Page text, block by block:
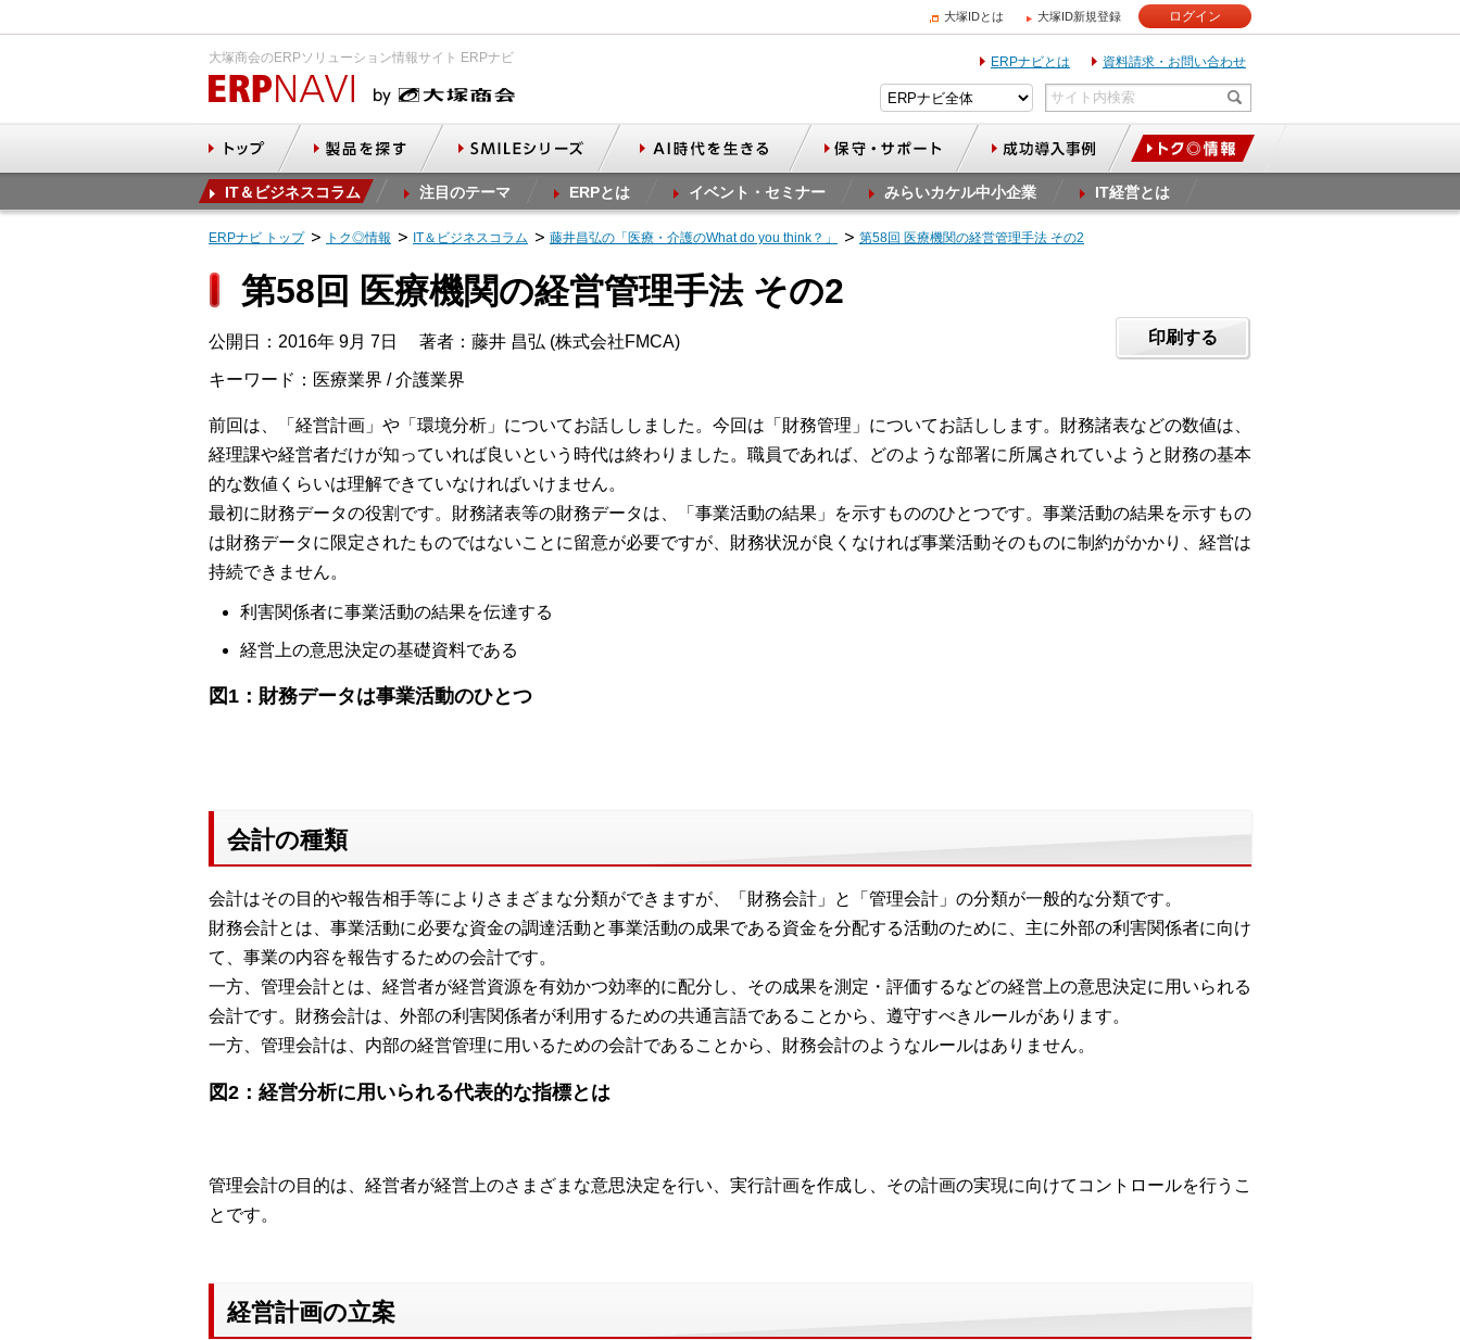
大塚IDとは 大塚ID新規登録 ログイン
大塚商会のERPソリューション情報サイト ERPナビ ERPナビとは 資料請求・お問い合わせ
IT＆ビジネスコラム 注目のテーマ ERPとは イベント・セミナー みらいカケル中小企業 IT経営とは
ERPナビ トップ トク◎情報 IT＆ビジネスコラム 藤井昌弘の「医療・介護のWhat do you think？」 第58回 医療機関の経営管理手法 その2
第58回 医療機関の経営管理手法 その2
公開日：2016年 9月 7日 著者：藤井 昌弘 (株式会社FMCA)
キーワード：医療業界 / 介護業界
印刷する
前回は、「経営計画」や「環境分析」についてお話ししました。今回は「財務管理」についてお話しします。財務諸表などの数値は、
経理課や経営者だけが知っていれば良いという時代は終わりました。職員であれば、どのような部署に所属されていようと財務の基本
的な数値くらいは理解できていなければいけません。
最初に財務データの役割です。財務諸表等の財務データは、「事業活動の結果」を示すもののひとつです。事業活動の結果を示すもの
は財務データに限定されたものではないことに留意が必要ですが、財務状況が良くなければ事業活動そのものに制約がかかり、経営は
持続できません。
利害関係者に事業活動の結果を伝達する
経営上の意思決定の基礎資料である
図1：財務データは事業活動のひとつ
会計の種類
会計はその目的や報告相手等によりさまざまな分類ができますが、「財務会計」と「管理会計」の分類が一般的な分類です。
財務会計とは、事業活動に必要な資金の調達活動と事業活動の成果である資金を分配する活動のために、主に外部の利害関係者に向け
て、事業の内容を報告するための会計です。
一方、管理会計とは、経営者が経営資源を有効かつ効率的に配分し、その成果を測定・評価するなどの経営上の意思決定に用いられる
会計です。財務会計は、外部の利害関係者が利用するための共通言語であることから、遵守すべきルールがあります。
一方、管理会計は、内部の経営管理に用いるための会計であることから、財務会計のようなルールはありません。
図2：経営分析に用いられる代表的な指標とは
管理会計の目的は、経営者が経営上のさまざまな意思決定を行い、実行計画を作成し、その計画の実現に向けてコントロールを行うこ
とです。
経営計画の立案